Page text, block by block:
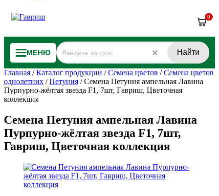
0
МЕНЮ Найти
Главная /Каталог продукции /Семена цветов /Семена цветов
однолетних /Петуния /Семена Петуния ампельная Лавина
Пурпурно-жёлтая звезда F1, 7шт, Гавриш, Цветочная
коллекция
Семена Петуния ампельная Лавина
Пурпурно-жёлтая звезда F1, 7шт,
Гавриш, Цветочная коллекция